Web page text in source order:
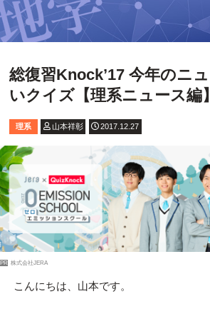
総復習Knock’17 今年のニ
いクイズ【理系ニュース編】
理系 山本祥彰 2017.12.27
PR 株式会社JERA
こんにちは、山本です。